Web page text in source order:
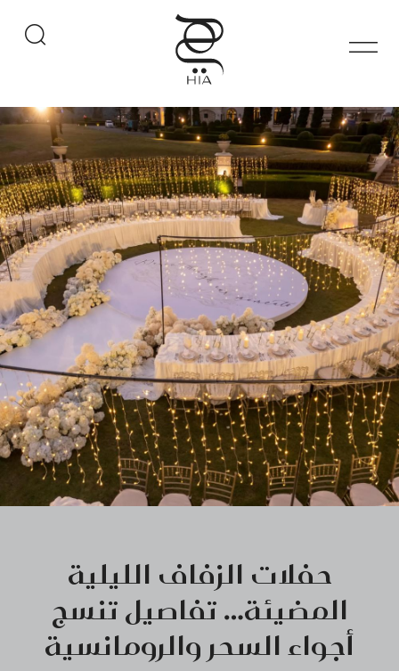
حفلات الزفاف الليلية
المضيئة… تفاصيل تنسج
أجواء السحر والرومانسية